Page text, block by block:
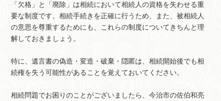
「欠格」と「廃除」は相続において相続人の資格を失わせる重
要な制度です。相続手続きを正確に行うため、また、被相続人
の意思を尊重するためにも、これらの制度についてきちんと理
解しておきましょう。
特に、遺言書の偽造・変造・破棄・隠匿は、相続開始後でも相
続権を失う可能性があることを覚えておいてください。
相続問題でお困りのことがございましたら、今治市の佐伯和亮